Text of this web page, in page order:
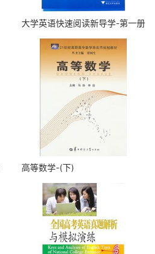
大学英语快速阅读新导学-第一册
高等数学-(下)